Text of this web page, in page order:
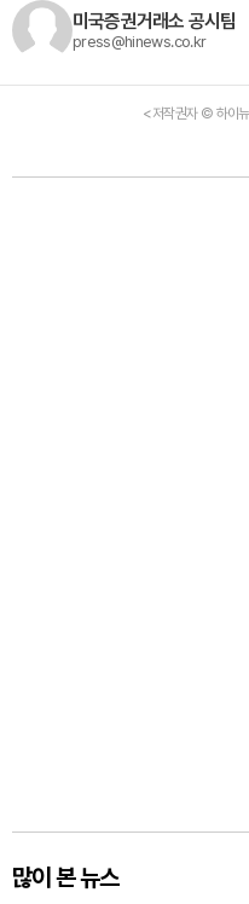
미국증권거래소 공시팀
press@hinews.co.kr
<저작권자 © 하이
많이 본 뉴스